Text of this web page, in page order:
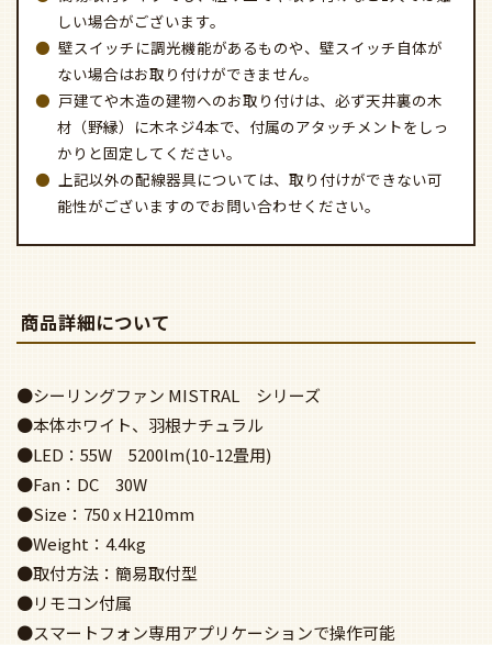
しい場合がございます。
壁スイッチに調光機能があるものや、壁スイッチ自体が
ない場合はお取り付けができません。
戸建てや木造の建物へのお取り付けは、必ず天井裏の木
材（野縁）に木ネジ4本で、付属のアタッチメントをしっ
かりと固定してください。
上記以外の配線器具については、取り付けができない可
能性がございますのでお問い合わせください。
商品詳細について
●シーリングファン MISTRAL シリーズ
●本体ホワイト、羽根ナチュラル
●LED：55W 5200lm(10-12畳用)
●Fan：DC 30W
●Size：750 x H210mm
●Weight：4.4kg
●取付方法：簡易取付型
●リモコン付属
●スマートフォン専用アプリケーションで操作可能